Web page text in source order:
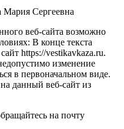
Мария Сергеевна
веб-сайта возможно
В конце текста
https://vestikavkaza.ru.
изменение
в первоначальном виде.
данный веб-сайт из
на почту